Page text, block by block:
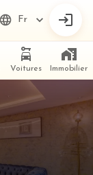
Fr
Voitures Immobilier